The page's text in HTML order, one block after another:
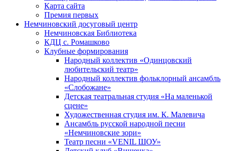
Карта сайта
Премия первых
Немчиновский досуговый центр
Немчиновская Библиотека
КДЦ с. Ромашково
Клубные формирования
Народный коллектив «Одинцовский
любительский театр»
Народный коллектив фольклорный ансамбль
«Слобожане»
Детская театральная студия «На маленькой
сцене»
Художественная студия им. К. Малевича
Ансамбль русской народной песни
«Немчиновские зори»
Театр песни «VENIL ШОУ»